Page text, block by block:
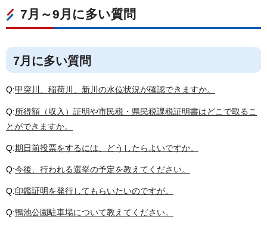
7月～9月に多い質問
7月に多い質問
Q:甲突川、稲荷川、新川の水位状況が確認できますか。
Q:所得額（収入）証明や市民税・県民税課税証明書はどこで取るこ
とができますか。
Q:期日前投票をするには、どうしたらよいですか。
Q:今後、行われる選挙の予定を教えてください。
Q:印鑑証明を発行してもらいたいのですが。
Q:鴨池公園駐車場について教えてください。